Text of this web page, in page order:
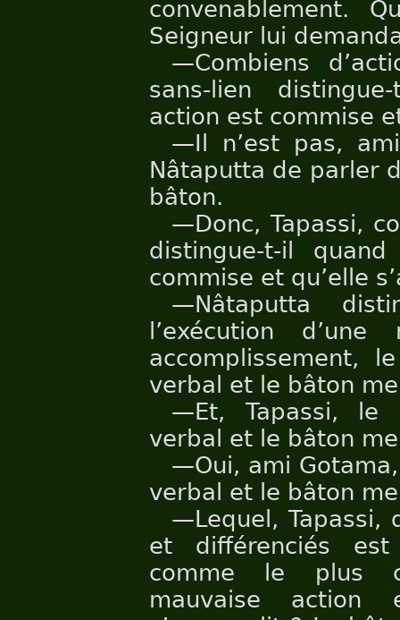
convenablement.
Seigneur lui
—Combiens
sans-lien
action est commise
—Il n’est pas,
Nâtaputta de parler
bâton.
—Donc, Tapassi,
distingue-t-il
commise et qu’elle
—Nâtaputta
l’exécution
accomplissement,
verbal et le bâton
—Et, Tapassi, le
verbal et le bâton
—Oui, ami
verbal et le bâton
—Lequel, Tapassi,
et différenciés
comme le plus
mauvaise action